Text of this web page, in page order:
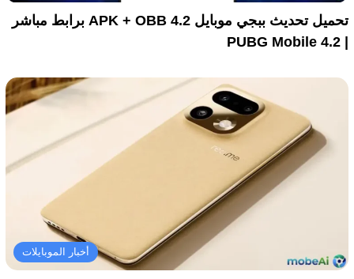
تحميل تحديث ببجي موبايل 4.2 APK + OBB برابط مباشر
أخبار الموبايلات